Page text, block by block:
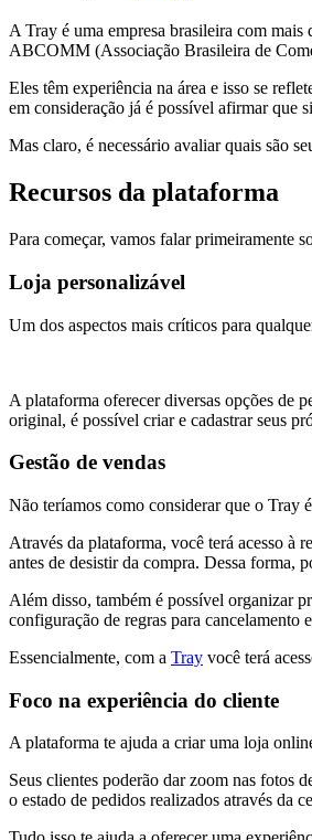
A Tray é uma empresa brasileira com
ABCOMM (Associação Brasileira de
Eles têm experiência na área e isso se
em consideração já é possível afirmar que
Mas claro, é necessário avaliar quais são
Recursos da plataforma
Para começar, vamos falar primeiramente
Loja personalizável
Um dos aspectos mais críticos para
A plataforma oferecer diversas opções de
original, é possível criar e cadastrar seus
Gestão de vendas
Não teríamos como considerar que o Tray
Através da plataforma, você terá acesso à
antes de desistir da compra. Dessa forma,
Além disso, também é possível organizar
configuração de regras para cancelamento
Essencialmente, com a Tray você terá
Foco na experiência do cliente
A plataforma te ajuda a criar uma loja
Seus clientes poderão dar zoom nas fotos
o estado de pedidos realizados através da